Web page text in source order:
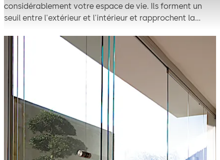
considérablement votre espace de vie. Ils forment un
seuil entre l'extérieur et l'intérieur et rapprochent la